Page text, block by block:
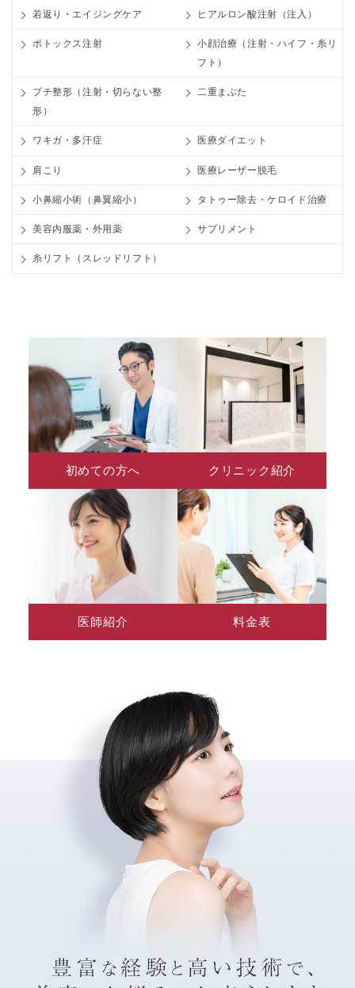
若返り・エイジングケア ヒアルロン酸注射（注入）
ボトックス注射
小顔治療（注射・ハイフ・糸リ
フト）
プチ整形（注射・切らない整
形）
二重まぶた
ワキガ・多汗症 医療ダイエット
肩こり 医療レーザー脱毛
小鼻縮小術（鼻翼縮小） タトゥー除去・ケロイド治療
美容内服薬・外用薬 サプリメント
糸リフト（スレッドリフト）
初めての方へ クリニック紹介
医師紹介 料金表